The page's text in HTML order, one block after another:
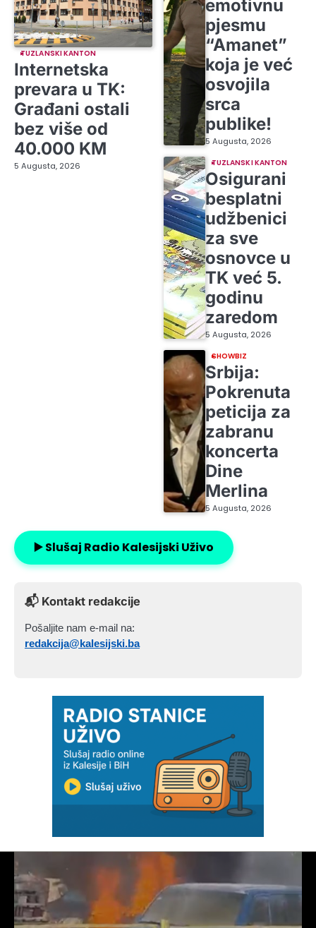
TUZLANSKI KANTON
Internetska
prevara u TK:
Građani ostali
bez više od
40.000 KM
5 Augusta, 2026
emotivnu
pjesmu
“Amanet”
koja je već
osvojila
srca
publike!
5 Augusta, 2026
TUZLANSKI KANTON
Osigurani
besplatni
udžbenici
za sve
osnovce u
TK već 5.
godinu
zaredom
5 Augusta, 2026
SHOWBIZ
Srbija:
Pokrenuta
peticija za
zabranu
koncerta
Dine
Merlina
5 Augusta, 2026
▶️ Slušaj Radio Kalesijski Uživo
📬 Kontakt redakcije
Pošaljite nam e-mail na:
redakcija@kalesijski.ba